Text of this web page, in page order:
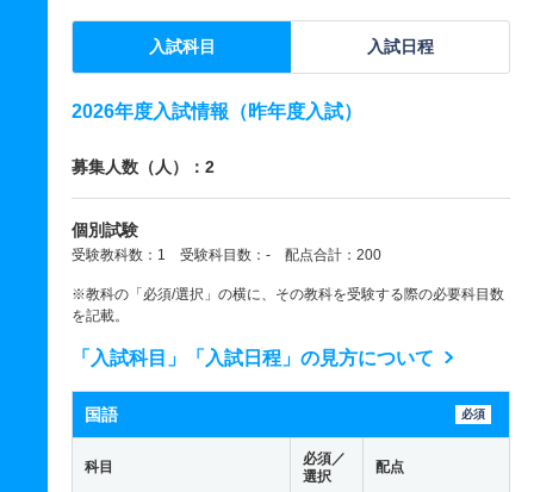
入試科目 入試日程
2026年度入試情報（昨年度入試）
募集人数（人）：2
個別試験
受験教科数：1 受験科目数：- 配点合計：200
※教科の「必須/選択」の横に、その教科を受験する際の必要科目数
を記載。
「入試科目」「入試日程」の見方について
国語 必須
科目
必須／
選択
配点